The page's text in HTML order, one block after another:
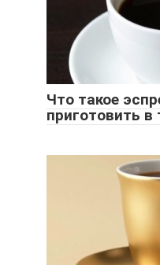
Что такое
приготовить